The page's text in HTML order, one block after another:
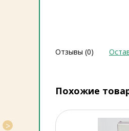
Отзывы (0)
Похожие